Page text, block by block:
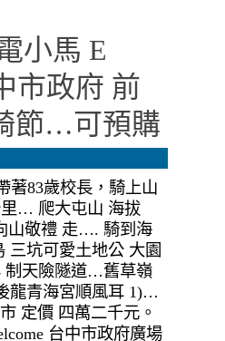
小馬 E
市政府 前
節…可預購
著83歲校長，騎上山
里… 爬大屯山 海拔
山敬禮 走…. 騎到海
坑可愛土地公 大園
制天險隧道…舊草嶺
龍青海宮順風耳 1)…
定價 四萬二千元。
台中市政府廣場